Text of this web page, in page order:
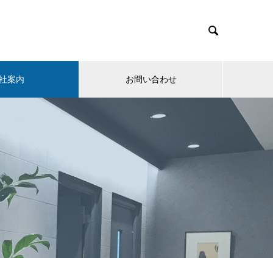

案内 お問い合わせ